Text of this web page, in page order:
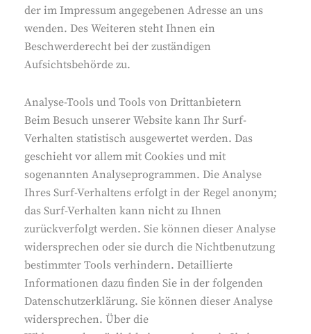
der im Impressum angegebenen Adresse an uns
wenden. Des Weiteren steht Ihnen ein
Beschwerderecht bei der zuständigen
Aufsichtsbehörde zu.
Analyse-Tools und Tools von Drittanbietern
Beim Besuch unserer Website kann Ihr Surf-
Verhalten statistisch ausgewertet werden. Das
geschieht vor allem mit Cookies und mit
sogenannten Analyseprogrammen. Die Analyse
Ihres Surf-Verhaltens erfolgt in der Regel anonym;
das Surf-Verhalten kann nicht zu Ihnen
zurückverfolgt werden. Sie können dieser Analyse
widersprechen oder sie durch die Nichtbenutzung
bestimmter Tools verhindern. Detaillierte
Informationen dazu finden Sie in der folgenden
Datenschutzerklärung. Sie können dieser Analyse
widersprechen. Über die